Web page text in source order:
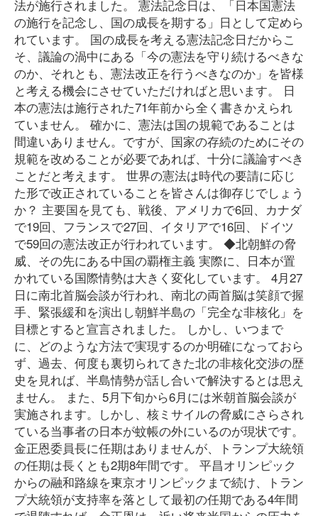
法が施行されました。 憲法記念日は、「日本国憲法
の施行を記念し、国の成長を期する」日として定めら
れています。 国の成長を考える憲法記念日だからこ
そ、議論の渦中にある「今の憲法を守り続けるべきな
のか、それとも、憲法改正を行うべきなのか」を皆様
と考える機会にさせていただければと思います。 日
本の憲法は施行された71年前から全く書きかえられ
ていません。 確かに、憲法は国の規範であることは
間違いありません。ですが、国家の存続のためにその
規範を改めることが必要であれば、十分に議論すべき
ことだと考えます。 世界の憲法は時代の要請に応じ
た形で改正されていることを皆さんは御存じでしょう
か？ 主要国を見ても、戦後、アメリカで6回、カナダ
で19回、フランスで27回、イタリアで16回、ドイツ
で59回の憲法改正が行われています。 ◆北朝鮮の脅
威、その先にある中国の覇権主義 実際に、日本が置
かれている国際情勢は大きく変化しています。 4月27
日に南北首脳会談が行われ、南北の両首脳は笑顔で握
手、緊張緩和を演出し朝鮮半島の「完全な非核化」を
目標とすると宣言されました。 しかし、いつまで
に、どのような方法で実現するのか明確になっておら
ず、過去、何度も裏切られてきた北の非核化交渉の歴
史を見れば、半島情勢が話し合いで解決するとは思え
ません。 また、5月下旬から6月には米朝首脳会談が
実施されます。しかし、核ミサイルの脅威にさらされ
ている当事者の日本が蚊帳の外にいるのが現状です。
金正恩委員長に任期はありませんが、トランプ大統領
の任期は長くとも2期8年間です。 平昌オリンピック
からの融和路線を東京オリンピックまで続け、トラン
プ大統領が支持率を落として最初の任期である4年間